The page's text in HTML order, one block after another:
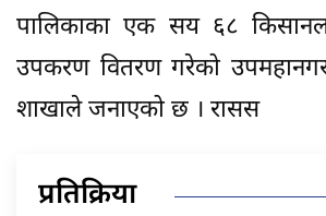
पालिकाका एक सय ६८
उपकरण वितरण गरेको
शाखाले जनाएको छ । रासस
प्रतिक्रिया